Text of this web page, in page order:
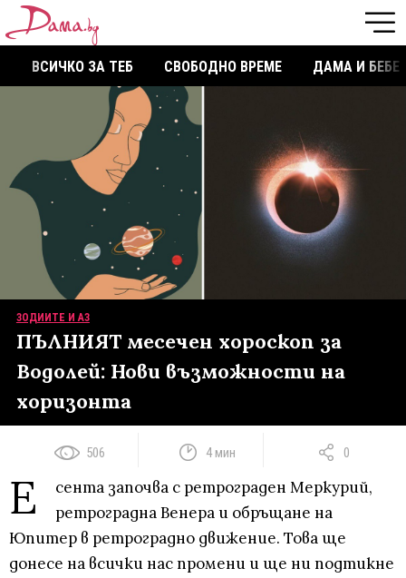
ВСИЧКО ЗА ТЕБ СВОБОДНО ВРЕМЕ ДАМА И БЕБЕ
ЗОДИИТЕ И АЗ
ПЪЛНИЯТ месечен хороскоп за
Водолей: Нови възможности на
хоризонта
506 4 мин 0
Е
сента започва с ретрограден Меркурий,
ретроградна Венера и обръщане на
Юпитер в ретроградно движение. Това ще
донесе на всички нас промени и ще ни подтикне